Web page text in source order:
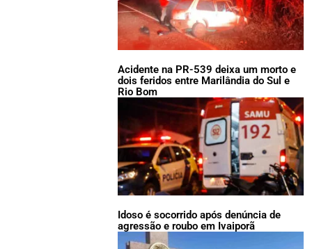
Acidente na PR-539 deixa um morto e
dois feridos entre Marilândia do Sul e
Rio Bom
Idoso é socorrido após denúncia de
agressão e roubo em Ivaiporã